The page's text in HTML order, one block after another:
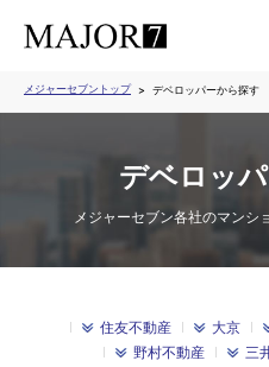
メジャーセブントップ デベロッパーから探す
デベロッ
メジャーセブン各社のマンシ
住友不動産 大京
野村不動産
三